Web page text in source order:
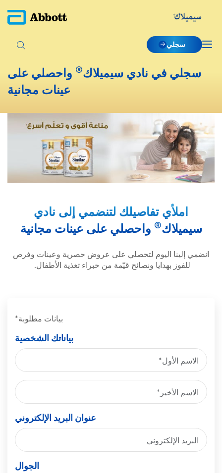
سجلي
سجلي في نادي سيميلاك® واحصلي على
عينات مجانية
املأي تفاصيلك لتنضمي إلى نادي
سيميلاك® واحصلي على عينات مجانية
انضمي إلينا اليوم لتحصلي على عروض حصرية وعينات وفرص
للفوز بهدايا ونصائح قيّمة من خبراء تغذية الأطفال.
بيانات مطلوبة*
بياناتك الشخصية
عنوان البريد الإلكتروني
الجوال